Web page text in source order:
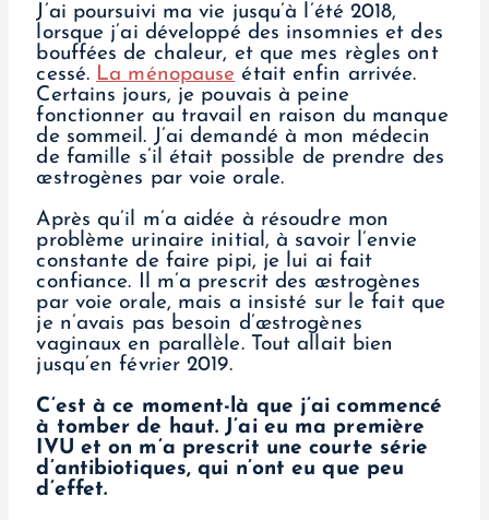
J’ai poursuivi ma vie jusqu’à l’été 2018,
lorsque j’ai développé des insomnies et des
bouffées de chaleur, et que mes règles ont
cessé. La ménopause était enfin arrivée.
Certains jours, je pouvais à peine
fonctionner au travail en raison du manque
de sommeil. J’ai demandé à mon médecin
de famille s’il était possible de prendre des
œstrogènes par voie orale.
Après qu’il m’a aidée à résoudre mon
problème urinaire initial, à savoir l’envie
constante de faire pipi, je lui ai fait
confiance. Il m’a prescrit des œstrogènes
par voie orale, mais a insisté sur le fait que
je n’avais pas besoin d’œstrogènes
vaginaux en parallèle. Tout allait bien
jusqu’en février 2019.
C’est à ce moment-là que j’ai commencé
à tomber de haut. J’ai eu ma première
IVU et on m’a prescrit une courte série
d’antibiotiques, qui n’ont eu que peu
d’effet.